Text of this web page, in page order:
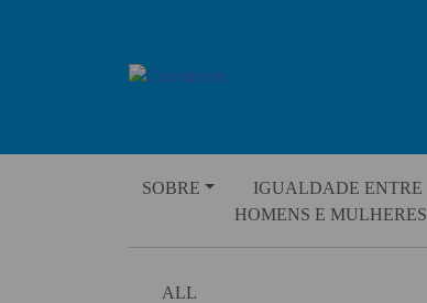
SOBRE
IGUALDADE ENTRE
HOMENS E MULHERES
ALL